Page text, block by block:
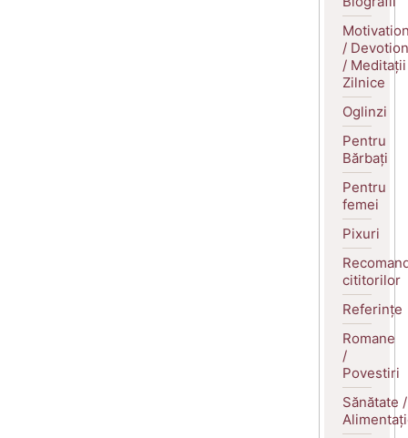
/
/ Meditații
Zilnice
Oglinzi
Pentru
Bărbați
Pentru
femei
Pixuri
cititorilor
Referințe
Romane
/
Povestiri
Sănătate /